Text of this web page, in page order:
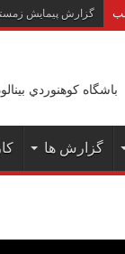
گزارش پیمایش
باشگاه كوهنوردي
گزارش ها